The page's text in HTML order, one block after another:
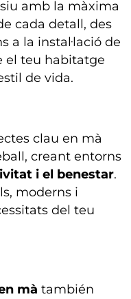
amb la màxima
cada detall, des
a la instal·lació de
el teu habitatge
de vida.
clau en mà
creant entorns
i el benestar.
moderns i
del teu
mà también